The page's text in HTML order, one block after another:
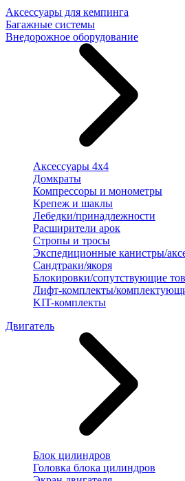
Аксессуары для кемпинга
Багажные системы
Внедорожное оборудование
Аксессуары 4х4
Домкраты
Компрессоры и монометры
Крепеж и шаклы
Лебедки/принадлежности
Расширители арок
Стропы и тросы
Экспедиционные канистры/
Сандтраки/якоря
Блокировки/сопутствующие
Лифт-комплекты/
KIT-комплекты
Двигатель
Блок цилиндров
Головка блока цилиндров